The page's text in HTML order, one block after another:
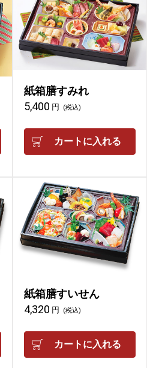
紙箱膳すみれ
5,400 円 (税込)
カートに入れる
紙箱膳すいせん
4,320 円 (税込)
カートに入れる